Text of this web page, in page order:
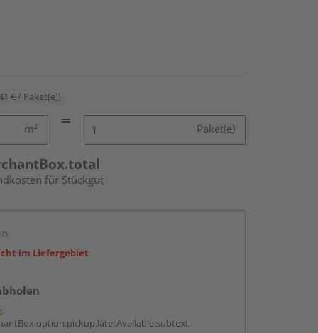
€ / Paket(e))
m² Paket(e)
für Stückgut
im Liefergebiet